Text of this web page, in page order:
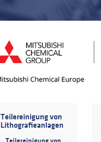
Teilereinigung von
Lithografieanlagen